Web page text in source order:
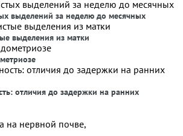
выделений за неделю до месячных
выделения из матки
отличия до задержки на ранних